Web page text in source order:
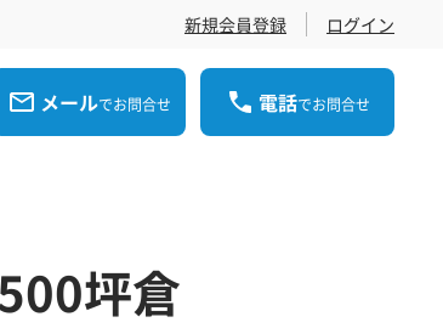
新規会員登録 ログイン
メールでお問合せ 電話でお問合せ
坪倉